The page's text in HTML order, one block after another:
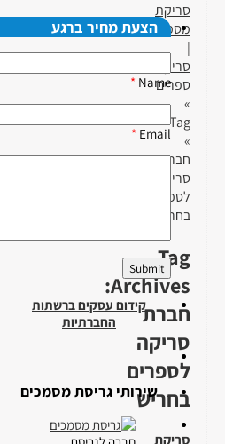
סריקת
מסמכים
|
סריקת
ספרים
»
Tag
»
חברת
סריקה
לספרים
בחריש
Tag
Archives:
חברת
סריקה
לספרים
בחריש
סריקת
הצעת מחיר ברגע
Name
*
Email
*
קידום עסקים ברשתות
החברתיות
שירותי גריסת מסמכים